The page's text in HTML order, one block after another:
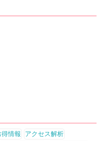
得情報
アクセス解析